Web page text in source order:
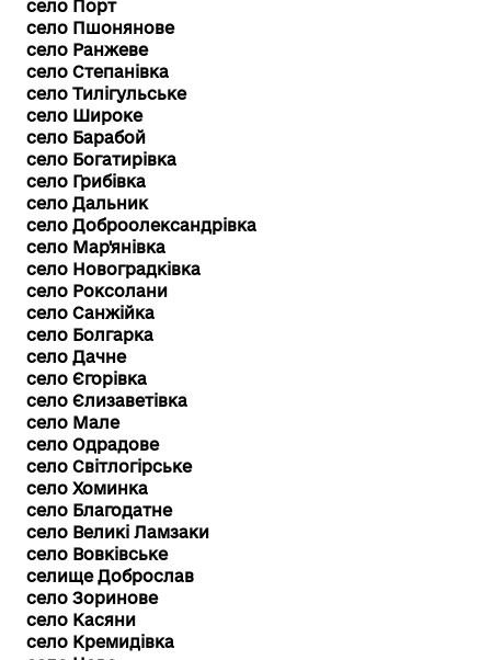
село Порт
село Пшонянове
село Ранжеве
село Степанівка
село Тилігульське
село Широке
село Барабой
село Богатирівка
село Грибівка
село Дальник
село Доброолександрівка
село Мар'янівка
село Новоградківка
село Роксолани
село Санжійка
село Болгарка
село Дачне
село Єгорівка
село Єлизаветівка
село Мале
село Одрадове
село Світлогірське
село Хоминка
село Благодатне
село Великі Ламзаки
село Вовківське
селище Доброслав
село Зоринове
село Касяни
село Кремидівка